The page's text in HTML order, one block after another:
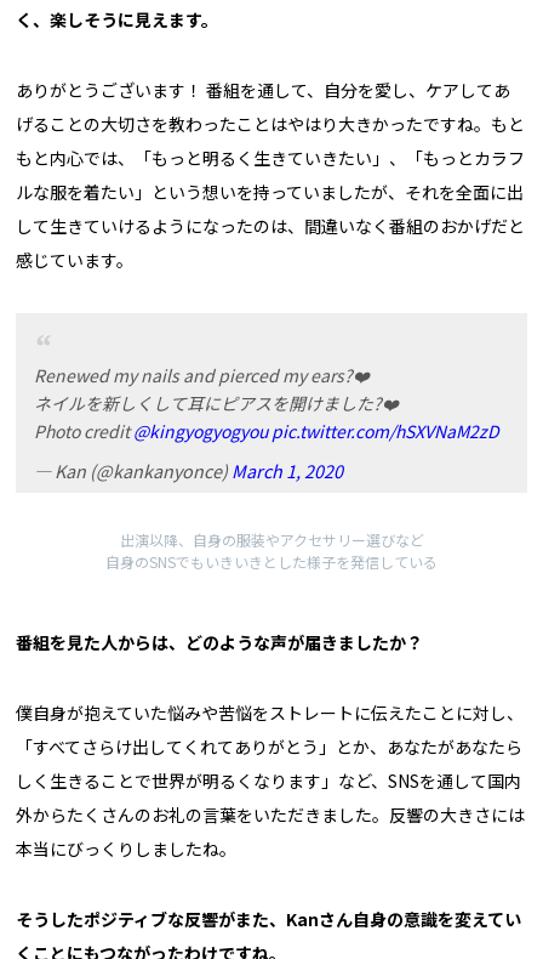
く、楽しそうに見えます。
ありがとうございます！ 番組を通して、自分を愛し、ケアしてあ
げることの大切さを教わったことはやはり大きかったですね。もと
もと内心では、「もっと明るく生きていきたい」、「もっとカラフ
ルな服を着たい」という想いを持っていましたが、それを全面に出
して生きていけるようになったのは、間違いなく番組のおかげだと
感じています。
Renewed my nails and pierced my ears?❤️
ネイルを新しくして耳にピアスを開けました?❤️
Photo credit@kingyogyogyoupic.twitter.com/hSXVNaM2zD
— Kan (@kankanyonce)March 1, 2020
出演以降、自身の服装やアクセサリー選びなど
自身のSNSでもいきいきとした様子を発信している
――番組を見た人からは、どのような声が届きましたか？
僕自身が抱えていた悩みや苦悩をストレートに伝えたことに対し、
「すべてさらけ出してくれてありがとう」とか、あなたがあなたら
しく生きることで世界が明るくなります」など、SNSを通して国内
外からたくさんのお礼の言葉をいただきました。反響の大きさには
本当にびっくりしましたね。
そうしたポジティブな反響がまた、Kanさん自身の意識を変えてい
くことにもつながったわけですね。